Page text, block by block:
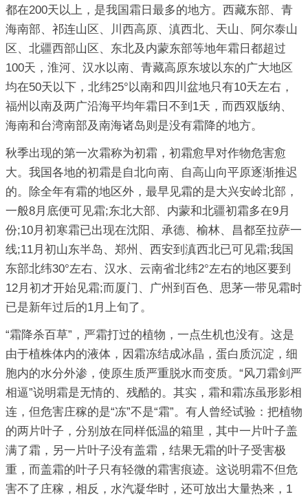
都在200天以上，是我国霜日最多的地方。西藏东部、青
海南部、祁连山区、川西高原、滇西北、天山、阿尔泰山
区、北疆西部山区、东北及内蒙东部等地年霜日都超过
100天，淮河、汉水以南、青藏高原东坡以东的广大地区
均在50天以下，北纬25°以南和四川盆地只有10天左右，
福州以南及两广沿海平均年霜日不到1天，而西双版纳、
海南和台湾南部及南海诸岛则是没有霜降的地方。
秋季出现的第一次霜称为初霜，初霜愈早对作物危害愈
大。我国各地的初霜是自北向南、自高山向平原逐渐推迟
的。除全年有霜的地区外，最早见霜的是大兴安岭北部，
一般8月底便可见霜;东北大部、内蒙和北疆初霜多在9月
份;10月初寒霜已出现在沈阳、承德、榆林、昌都至拉萨一
线;11月初山东半岛、郑州、西安到滇西北已可见霜;我国
东部北纬30°左右、汉水、云南省北纬2°左右的地区要到
12月初才开始见霜;而厦门、广州到百色、思茅一带见霜时
已是新年过后的1月上旬了。
“霜降杀百草”，严霜打过的植物，一点生机也没有。这是
由于植株体内的液体，因霜冻结成冰晶，蛋白质沉淀，细
胞内的水分外渗，使原生质严重脱水而变质。“风刀霜剑严
相逼”说明霜是无情的、残酷的。其实，霜和霜冻虽形影相
连，但危害庄稼的是“冻”不是“霜”。有人曾经试验：把植物
的两片叶子，分别放在同样低温的箱里，其中一片叶子盖
满了霜，另一片叶子没有盖霜，结果无霜的叶子受害极
重，而盖霜的叶子只有轻微的霜害痕迹。这说明霜不但危
害不了庄稼，相反，水汽凝华时，还可放出大量热来，1